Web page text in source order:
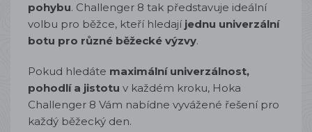
pohybu. Challenger 8 tak představuje ideální
volbu pro běžce, kteří hledajíjednu univerzální
botu pro různé běžecké výzvy.
Pokud hledáte maximální univerzálnost,
pohodlí a jistotu v každém kroku, Hoka
Challenger 8 Vám nabídne vyvážené řešení pro
každý běžecký den.